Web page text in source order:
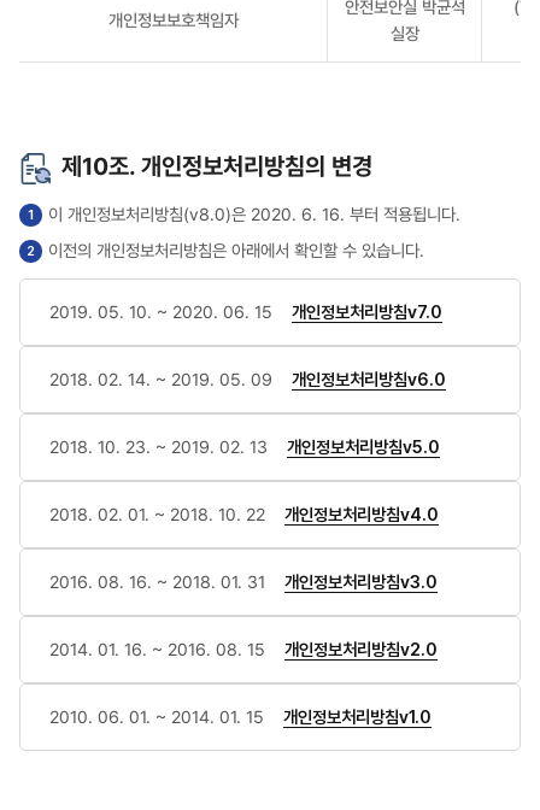
개인정보보호책임자
안전보안실 박균석
실장
제10조. 개인정보처리방침의 변경
이 개인정보처리방침(v8.0)은 2020. 6. 16. 부터 적용됩니다.
이전의 개인정보처리방침은 아래에서 확인할 수 있습니다.
2019. 05. 10. ~ 2020. 06. 15 개인정보처리방침v7.0
2018. 02. 14. ~ 2019. 05. 09 개인정보처리방침v6.0
2018. 10. 23. ~ 2019. 02. 13 개인정보처리방침v5.0
2018. 02. 01. ~ 2018. 10. 22 개인정보처리방침v4.0
2016. 08. 16. ~ 2018. 01. 31 개인정보처리방침v3.0
2014. 01. 16. ~ 2016. 08. 15 개인정보처리방침v2.0
2010. 06. 01. ~ 2014. 01. 15 개인정보처리방침v1.0